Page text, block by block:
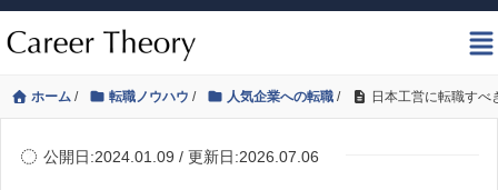
ホーム / 転職ノウハウ / 人気企業への転職 / 日本工営に転職すべ
公開日:2024.01.09 / 更新日:2026.07.06